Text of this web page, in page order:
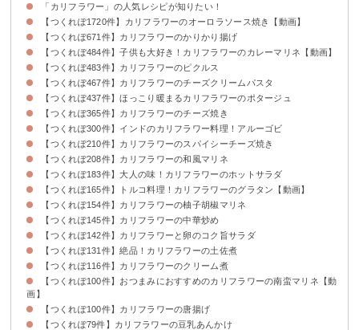
「カリフラワー」の人気レシピが知りたい！
【つくれぽ1720件】カリフラワーのオーロラソース焼き【動画】
【つくれぽ671件】カリフラワーのかりかり揚げ
【つくれぽ484件】子供も大好き！カリフラワーのカレーマリネ【動画】
【つくれぽ483件】カリフラワーのピクルス
【つくれぽ467件】カリフラワーのチーズクリームパスタ
【つくれぽ437件】ほっこり暖まるカリフラワーのポタージュ
【つくれぽ365件】カリフラワーのチーズ焼き
【つくれぽ300件】インドのカリフラワー料理！アルーゴビ
【つくれぽ210件】カリフラワーのスパイシーチーズ焼き
【つくれぽ208件】カリフラワーの和風マリネ
【つくれぽ183件】大人の味！カリフラワーのホットサラダ
【つくれぽ165件】トルコ料理！カリフラワーのグラタン【動画】
【つくれぽ154件】カリフラワーの柚子胡椒マリネ
【つくれぽ145件】カリフラワーの中華炒め
【つくれぽ142件】カリフラワーと卵のコク旨サラダ
【つくれぽ131件】絶品！カリフラワーの土佐煮
【つくれぽ116件】カリフラワーのクリーム煮
【つくれぽ100件】おつまみにおすすめのカリフラワーの南蛮マリネ【動
画】
【つくれぽ100件】カリフラワーの唐揚げ
【つくれぽ79件】カリフラワーの豆乳あんかけ